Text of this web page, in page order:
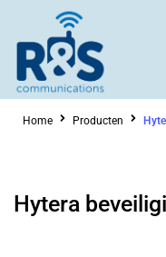
inhoud
Home Producten
Hytera